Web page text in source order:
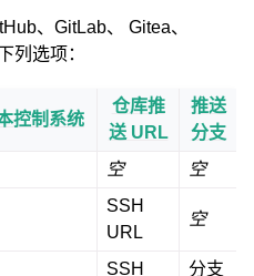
、GitLab、 Gitea、
列选项：
控制系统
仓库推
送 URL
推送
分支
空 空
SSH
URL
空
SSH
分支